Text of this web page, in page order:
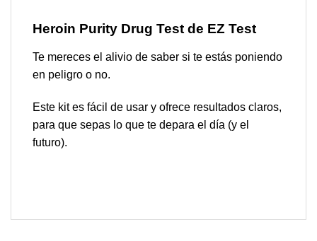
Heroin Purity Drug Test de EZ Test
Te mereces el alivio de saber si te estás poniendo
en peligro o no.
Este kit es fácil de usar y ofrece resultados claros,
para que sepas lo que te depara el día (y el
futuro).